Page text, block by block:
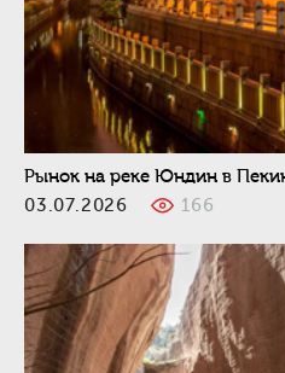
Рынок на реке Юндин в
03.07.2026
166